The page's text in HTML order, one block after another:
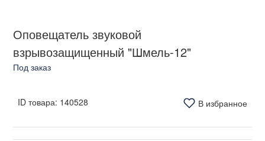
Оповещатель звуковой
взрывозащищенный "Шмель-12"
Под заказ
ID товара: 140528 В избранное